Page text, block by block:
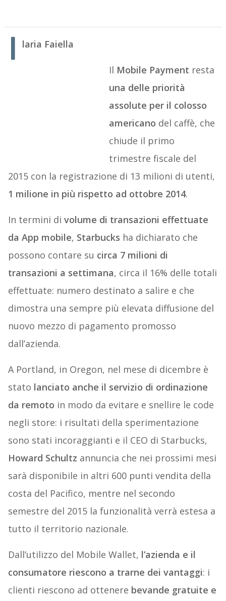
I laria Faiella
Il Mobile Payment resta
una delle priorità
assolute per il colosso
americano del caffè, che
chiude il primo
trimestre fiscale del
2015 con la registrazione di 13 milioni di utenti,
1 milione in più rispetto ad ottobre 2014.
In termini di volume di transazioni effettuate
da App mobile, Starbucks ha dichiarato che
possono contare su circa 7 milioni di
transazioni a settimana, circa il 16% delle totali
effettuate: numero destinato a salire e che
dimostra una sempre più elevata diffusione del
nuovo mezzo di pagamento promosso
dall’azienda.
A Portland, in Oregon, nel mese di dicembre è
stato lanciato anche il servizio di ordinazione
da remoto in modo da evitare e snellire le code
negli store: i risultati della sperimentazione
sono stati incoraggianti e il CEO di Starbucks,
Howard Schultz annuncia che nei prossimi mesi
sarà disponibile in altri 600 punti vendita della
costa del Pacifico, mentre nel secondo
semestre del 2015 la funzionalità verrà estesa a
tutto il territorio nazionale.
Dall’utilizzo del Mobile Wallet, l’azienda e il
consumatore riescono a trarne dei vantaggi: i
clienti riescono ad ottenere bevande gratuite e